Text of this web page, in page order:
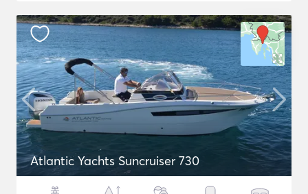
Atlantic Yachts Suncruiser 730